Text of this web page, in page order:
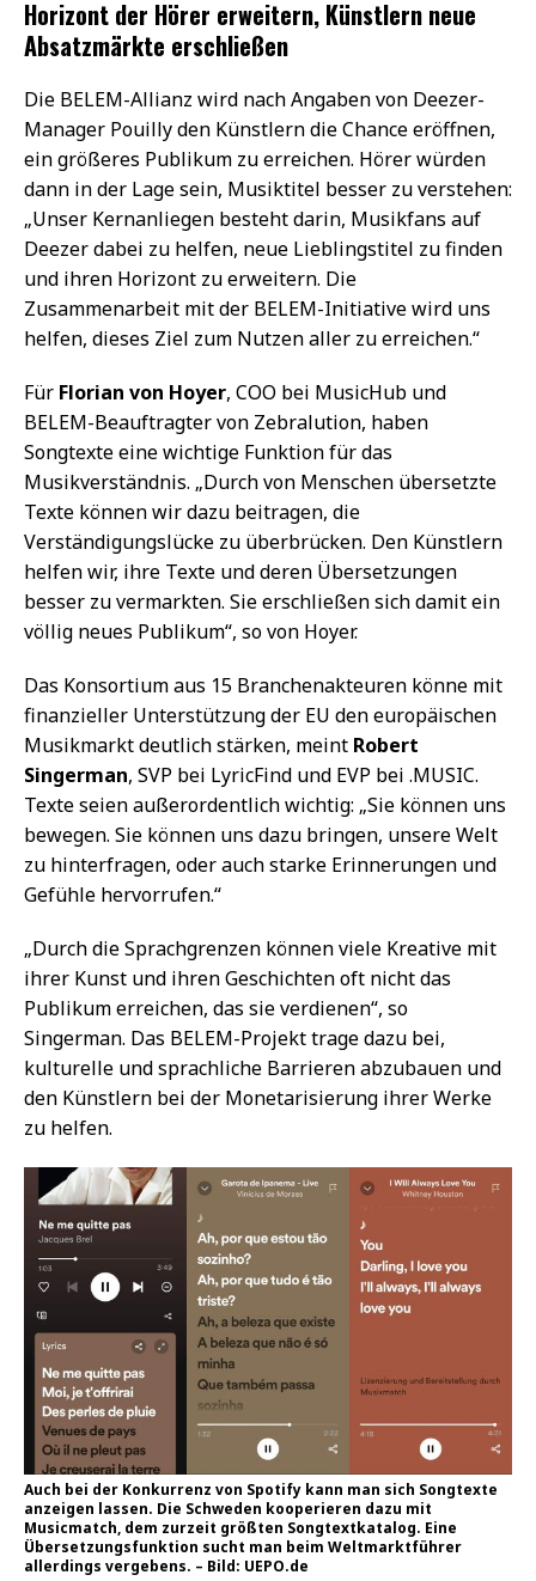
Horizont der Hörer erweitern, Künstlern neue
Absatzmärkte erschließen
Die BELEM-Allianz wird nach Angaben von Deezer-
Manager Pouilly den Künstlern die Chance eröffnen,
ein größeres Publikum zu erreichen. Hörer würden
dann in der Lage sein, Musiktitel besser zu verstehen:
„Unser Kernanliegen besteht darin, Musikfans auf
Deezer dabei zu helfen, neue Lieblingstitel zu finden
und ihren Horizont zu erweitern. Die
Zusammenarbeit mit der BELEM-Initiative wird uns
helfen, dieses Ziel zum Nutzen aller zu erreichen.“
Für Florian von Hoyer, COO bei MusicHub und
BELEM-Beauftragter von Zebralution, haben
Songtexte eine wichtige Funktion für das
Musikverständnis. „Durch von Menschen übersetzte
Texte können wir dazu beitragen, die
Verständigungslücke zu überbrücken. Den Künstlern
helfen wir, ihre Texte und deren Übersetzungen
besser zu vermarkten. Sie erschließen sich damit ein
völlig neues Publikum“, so von Hoyer.
Das Konsortium aus 15 Branchenakteuren könne mit
finanzieller Unterstützung der EU den europäischen
Musikmarkt deutlich stärken, meint Robert
Singerman, SVP bei LyricFind und EVP bei .MUSIC.
Texte seien außerordentlich wichtig: „Sie können uns
bewegen. Sie können uns dazu bringen, unsere Welt
zu hinterfragen, oder auch starke Erinnerungen und
Gefühle hervorrufen.“
„Durch die Sprachgrenzen können viele Kreative mit
ihrer Kunst und ihren Geschichten oft nicht das
Publikum erreichen, das sie verdienen“, so
Singerman. Das BELEM-Projekt trage dazu bei,
kulturelle und sprachliche Barrieren abzubauen und
den Künstlern bei der Monetarisierung ihrer Werke
zu helfen.
Auch bei der Konkurrenz von Spotify kann man sich Songtexte
anzeigen lassen. Die Schweden kooperieren dazu mit
Musicmatch, dem zurzeit größten Songtextkatalog. Eine
Übersetzungsfunktion sucht man beim Weltmarktführer
allerdings vergebens. – Bild: UEPO.de